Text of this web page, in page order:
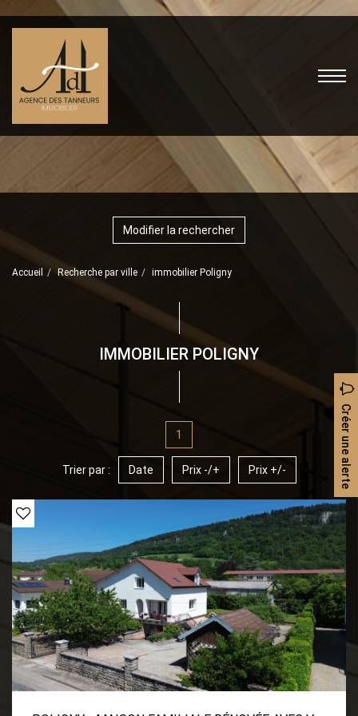
Modifier la rechercher
Accueil Recherche par ville immobilier Poligny
IMMOBILIER POLIGNY
Créer une alerte
1
Trier par : Date Prix -/+ Prix +/-